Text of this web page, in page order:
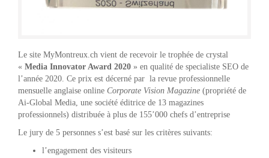
Le site MyMontreux.ch vient de recevoir le trophée de crystal
« Media Innovator Award 2020 » en qualité de specialiste SEO de
l’année 2020. Ce prix est décerné par la revue professionnelle
mensuelle anglaise online Corporate Vision Magazine (propriété de
Ai-Global Media, une société éditrice de 13 magazines
professionnels) distribuée à plus de 155’000 chefs d’entreprise
Le jury de 5 personnes s’est basé sur les critères suivants:
l’engagement des visiteurs